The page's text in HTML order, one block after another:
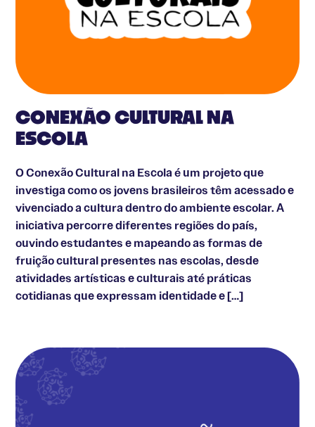
CONEXÃO CULTURAL NA
ESCOLA
O Conexão Cultural na Escola é um projeto que
investiga como os jovens brasileiros têm acessado e
vivenciado a cultura dentro do ambiente escolar. A
iniciativa percorre diferentes regiões do país,
ouvindo estudantes e mapeando as formas de
fruição cultural presentes nas escolas, desde
atividades artísticas e culturais até práticas
cotidianas que expressam identidade e […]